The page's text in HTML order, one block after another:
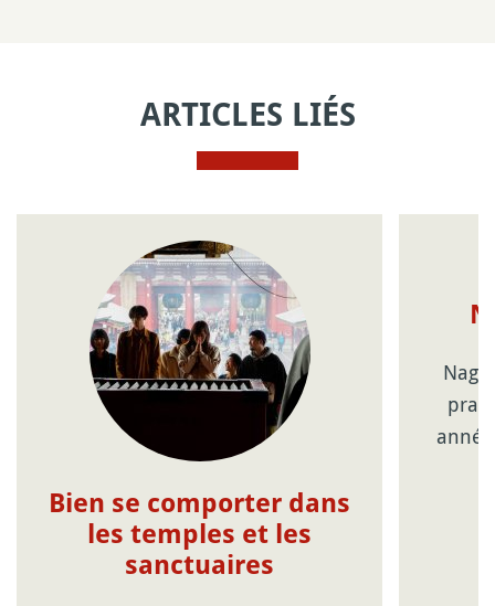
ARTICLES LIÉS
Bien se comporter dans
les temples et les
sanctuaires